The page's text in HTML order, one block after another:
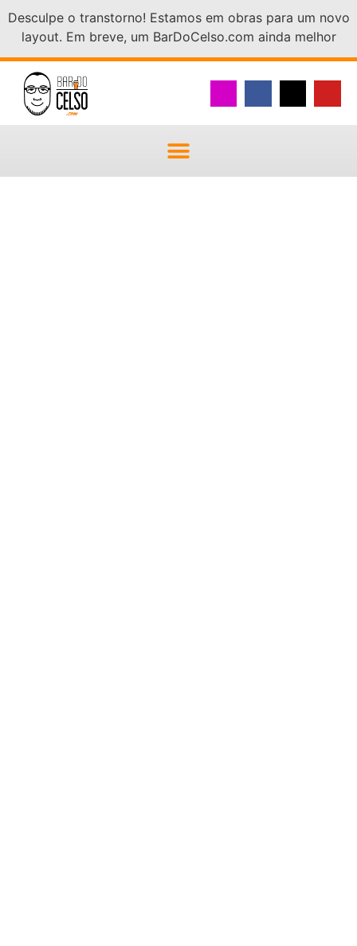
Desculpe o transtorno! Estamos em obras para um novo
layout. Em breve, um BarDoCelso.com ainda melhor